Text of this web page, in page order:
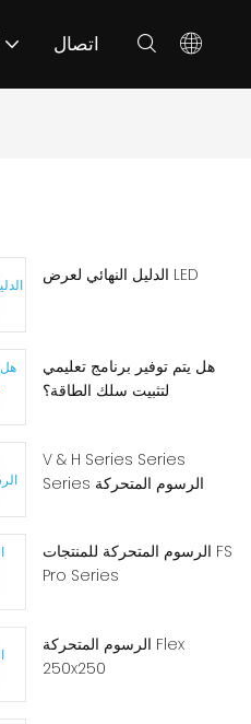
اتصال
الدليل النهائي لعرض LED
هل يتم توفير برنامج تعليمي
لتثبيت سلك الطاقة؟
V & H Series Series
Series الرسوم المتحركة
الرسوم المتحركة للمنتجات FS
Pro Series
الرسوم المتحركة Flex
250x250